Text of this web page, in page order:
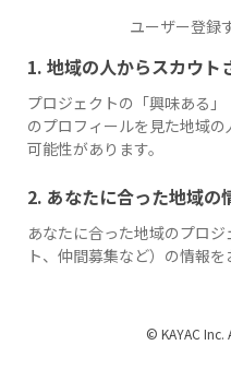
ユーザー登録
1. 地域の人からスカウト
プロジェクトの「興味ある
のプロフィールを見た地域
可能性があります。
2. あなたに合った地域の
あなたに合った地域のプロ
ト、仲間募集など）の情報を
© KAYAC Inc.